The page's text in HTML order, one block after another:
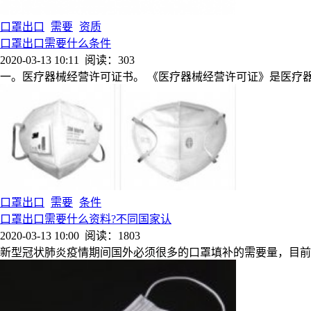
口罩出口 需要 资质
口罩出口需要什么条件
2020-03-13 10:11
阅读：303
一。医疗器械经营许可证书。 《医疗器械经营许可证》是医疗
口罩出口 需要 条件
口罩出口需要什么资料?不同国家认
2020-03-13 10:00 阅读：1803
新型冠状肺炎疫情期间国外必须很多的口罩填补的需要量，目